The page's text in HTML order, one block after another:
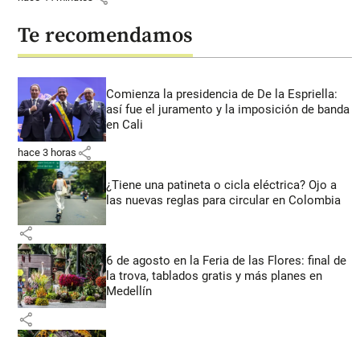
Te recomendamos
Comienza la presidencia de De la Espriella:
así fue el juramento y la imposición de banda
en Cali
hace 3 horas share
¿Tiene una patineta o cicla eléctrica? Ojo a
las nuevas reglas para circular en Colombia
share
6 de agosto en la Feria de las Flores: final de
la trova, tablados gratis y más planes en
Medellín
share